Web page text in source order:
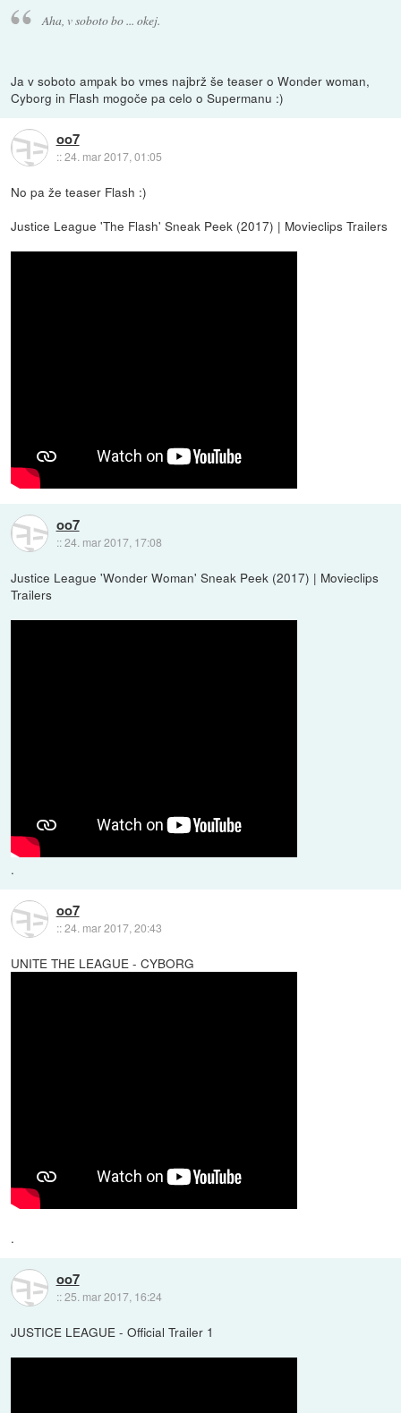
Aha, v soboto bo ... okej.
Ja v soboto ampak bo vmes najbrž še teaser o Wonder woman,
Cyborg in Flash mogoče pa celo o Supermanu :)
oo7
::24. mar 2017, 01:05
No pa že teaser Flash :)
Justice League 'The Flash' Sneak Peek (2017) | Movieclips Trailers
oo7
::24. mar 2017, 17:08
Justice League 'Wonder Woman' Sneak Peek (2017) | Movieclips
Trailers
.
oo7
::24. mar 2017, 20:43
UNITE THE LEAGUE - CYBORG
.
oo7
::25. mar 2017, 16:24
JUSTICE LEAGUE - Official Trailer 1